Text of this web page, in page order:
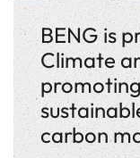
BENG is
Climate
carbon